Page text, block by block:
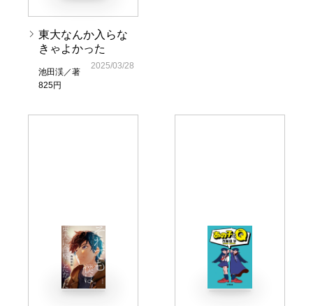
東大なんか入らな
きゃよかった
池田渓／著
825円
2025/03/28